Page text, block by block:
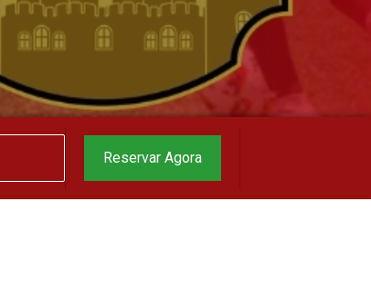
Reserve agora, com
garantido
▼
Reservar Agora